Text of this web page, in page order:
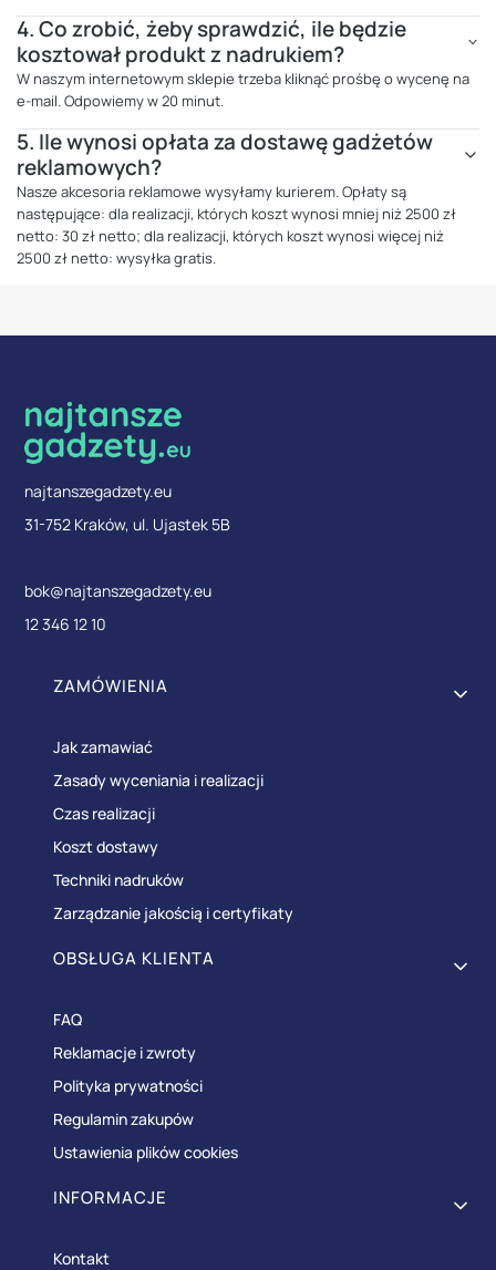
4.Co zrobić, żeby sprawdzić, ile będzie
kosztował produkt z nadrukiem?
W naszym internetowym sklepie trzeba kliknąć prośbę o wycenę na
e-mail. Odpowiemy w 20 minut.
5. Ile wynosi opłata za dostawę gadżetów
reklamowych?
Nasze akcesoria reklamowe wysyłamy kurierem. Opłaty są
następujące: dla realizacji, których koszt wynosi mniej niż 2500 zł
netto: 30 zł netto; dla realizacji, których koszt wynosi więcej niż
2500 zł netto: wysyłka gratis.
najtanszegadzety.eu
31-752 Kraków, ul. Ujastek 5B
bok@najtanszegadzety.eu
12 346 12 10
Linki w stopce
ZAMÓWIENIA
Jak zamawiać
Zasady wyceniania i realizacji
Czas realizacji
Koszt dostawy
Techniki nadruków
Zarządzanie jakością i certyfikaty
OBSŁUGA KLIENTA
FAQ
Reklamacje i zwroty
Polityka prywatności
Regulamin zakupów
Ustawienia plików cookies
INFORMACJE
Kontakt